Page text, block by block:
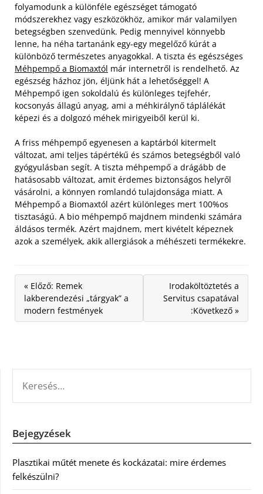
folyamodunk a különféle egészséget támogató
módszerekhez vagy eszközökhöz, amikor már valamilyen
betegségben szenvedünk. Pedig mennyivel könnyebb
lenne, ha néha tartanánk egy-egy megelőző kúrát a
különböző természetes anyagokkal. A tiszta és egészséges
Méhpempő a Biomaxtól már internetről is rendelhető. Az
egészség házhoz jön, éljünk hát a lehetőséggel! A
Méhpempő igen sokoldalú és különleges tejfehér,
kocsonyás állagú anyag, ami a méhkirálynő táplálékát
képezi és a dolgozó méhek mirigyeiből kerül ki.
A friss méhpempő egyenesen a kaptárból kitermelt
változat, ami teljes tápértékű és számos betegségből való
gyógyulásban segít. A tiszta méhpempő a drágább de
hatásosabb változat, amit érdemes biztonságos helyről
vásárolni, a könnyen romlandó tulajdonsága miatt. A
Méhpempő a Biomaxtól azért különleges mert 100%os
tisztaságú. A bio méhpempő majdnem mindenki számára
áldásos termék. Azért majdnem, mert kivételt képeznek
azok a személyek, akik allergiások a méhészeti termékekre.
« Előző: Remek
lakberendezési „tárgyak” a
modern festmények
Irodaköltöztetés a
Servitus csapatával
:Következő »
Bejegyzések
Plasztikai műtét menete és kockázatai: mire érdemes
felkészülni?